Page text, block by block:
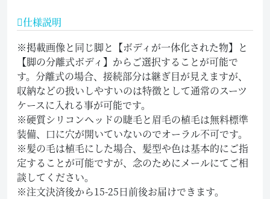
仕様説明
※掲載画像と同じ脚と【ボディが一体化された物】と
【脚の分離式ボディ】からご選択することが可能で
す。分離式の場合、接続部分は継ぎ目が見えますが、
収納などの扱いしやすいのは特徴として通常のスーツ
ケースに入れる事が可能です。
※硬質シリコンヘッドの睫毛と眉毛の植毛は無料標準
装備、口に穴が開いていないのでオーラル不可です。
※髪の毛は植毛にした場合、髪型や色は基本的にご指
定することが可能ですが、念のためにメールにてご相
談してください。
※注文決済後から15-25日前後お届けできます。